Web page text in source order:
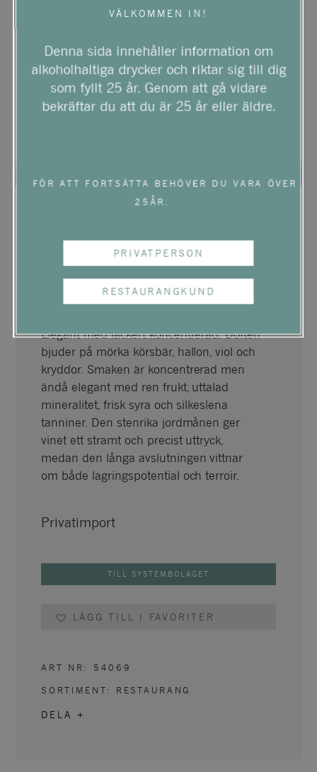
MICHEL GROS NUITS-
ST-GEORGES LES
CHALIOTS
Elegant med läckert koncentrerad. Doften
bjuder på mörka körsbär, hallon, viol och
kryddor. Smaken är koncentrerad men
ändå elegant med ren frukt, uttalad
mineralitet, frisk syra och silkeslena
tanniner. Den stenrika jordmånen ger
vinet ett stramt och precist uttryck,
medan den långa avslutningen vittnar
om både lagringspotential och terroir.
Privatimport
TILL SYSTEMBOLAGET
LÄGG TILL I FAVORITER
ART NR: 54069
SORTIMENT: RESTAURANG
DELA +
VÄLKOMMEN IN!
Denna sida innehåller information om
alkoholhaltiga drycker och riktar sig till dig
som fyllt 25 år. Genom att gå vidare
bekräftar du att du är 25 år eller äldre.
FÖR ATT FORTSÄTTA BEHÖVER DU VARA ÖVER
25ÅR.
PRIVATPERSON
RESTAURANGKUND